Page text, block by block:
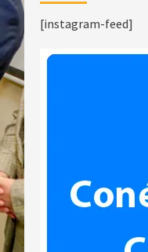
[instagram-feed]